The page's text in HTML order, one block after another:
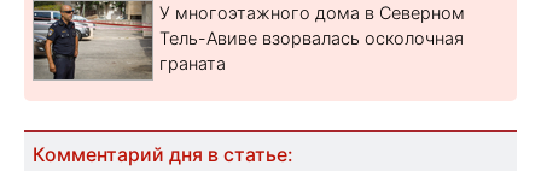
У многоэтажного дома в Северном
Тель-Авиве взорвалась осколочная
граната
Комментарий дня в статье: